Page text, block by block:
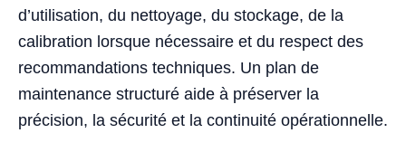
d’utilisation, du nettoyage, du stockage, de la
calibration lorsque nécessaire et du respect des
recommandations techniques. Un plan de
maintenance structuré aide à préserver la
précision, la sécurité et la continuité opérationnelle.